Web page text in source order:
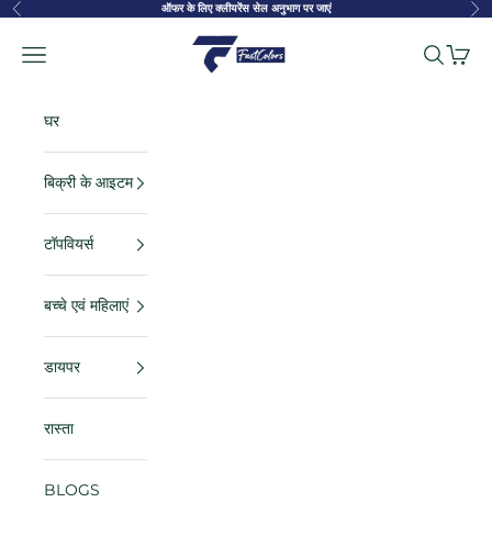
सामग्री पर जाएं
पहले का ऑफर के लिए क्लीयरेंस सेल अनुभाग पर जाएं
FastColors
नेविगेशन मेनू खोजकार्ट
घर
बिक्री के आइटम
टॉपवियर्स
बच्चे एवं महिलाएं
डायपर
रास्ता
BLOGS